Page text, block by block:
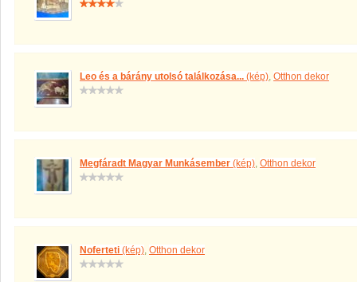
Leo és a bárány utolsó találkozása... (kép), Otthon dekor
Megfáradt Magyar Munkásember (kép), Otthon dekor
Noferteti (kép), Otthon dekor